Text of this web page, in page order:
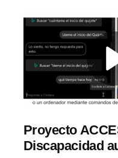
Proyecto
Discapacidad